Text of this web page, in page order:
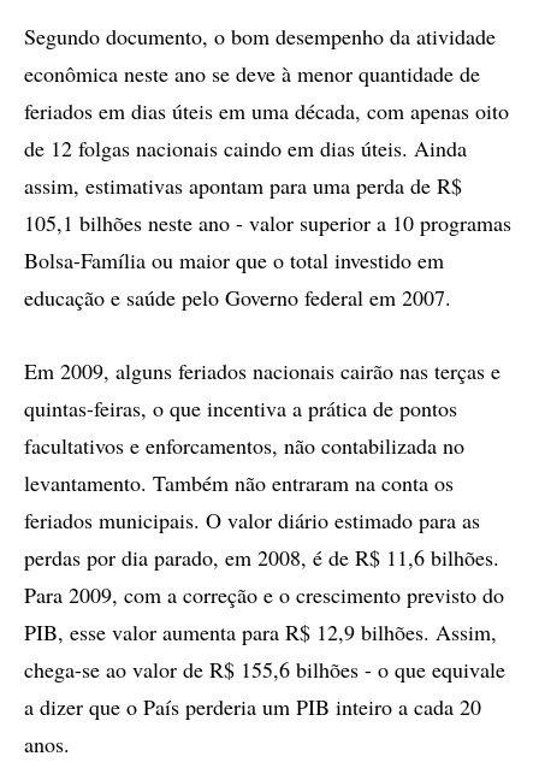
Segundo documento, o bom desempenho da atividade
econômica neste ano se deve à menor quantidade de
feriados em dias úteis em uma década, com apenas oito
de 12 folgas nacionais caindo em dias úteis. Ainda
assim, estimativas apontam para uma perda de R$
105,1 bilhões neste ano - valor superior a 10 programas
Bolsa-Família ou maior que o total investido em
educação e saúde pelo Governo federal em 2007.
Em 2009, alguns feriados nacionais cairão nas terças e
quintas-feiras, o que incentiva a prática de pontos
facultativos e enforcamentos, não contabilizada no
levantamento. Também não entraram na conta os
feriados municipais. O valor diário estimado para as
perdas por dia parado, em 2008, é de R$ 11,6 bilhões.
Para 2009, com a correção e o crescimento previsto do
PIB, esse valor aumenta para R$ 12,9 bilhões. Assim,
chega-se ao valor de R$ 155,6 bilhões - o que equivale
a dizer que o País perderia um PIB inteiro a cada 20
anos.